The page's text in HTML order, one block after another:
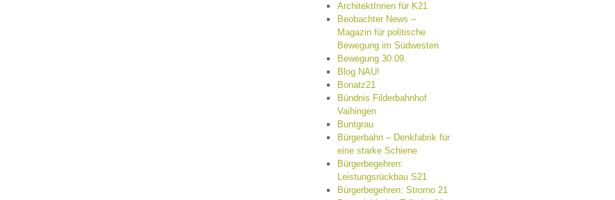
ArchitektInnen für K21
Beobachter News –
Magazin für politische
Bewegung im Südwesten
Bewegung 30.09.
Blog NAU!
Bonatz21
Bündnis Filderbahnhof
Vaihingen
Buntgrau
Bürgerbahn – Denkfabrik für
eine starke Schiene
Bürgerbegehren:
Leistungsrückbau S21
Bürgerbegehren: Strorno 21